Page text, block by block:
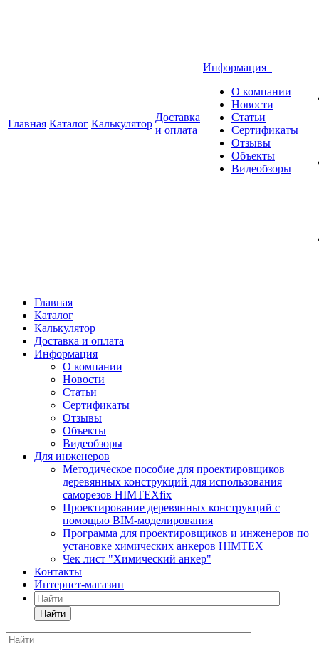
Главная Каталог Калькулятор
Доставка
и оплата
Информация
О компании
Новости
Статьи
Сертификаты
Отзывы
Объекты
Видеобзоры
Главная
Каталог
Калькулятор
Доставка и оплата
Информация
О компании
Новости
Статьи
Сертификаты
Отзывы
Объекты
Видеобзоры
Для инженеров
Методическое пособие для проектировщиков
деревянных конструкций для использования
саморезов HIMTEXfix
Проектирование деревянных конструкций с
помощью BIM-моделирования
Программа для проектировщиков и инженеров по
установке химических анкеров HIMTEX
Чек лист "Химический анкер"
Контакты
Интернет-магазин
Найти